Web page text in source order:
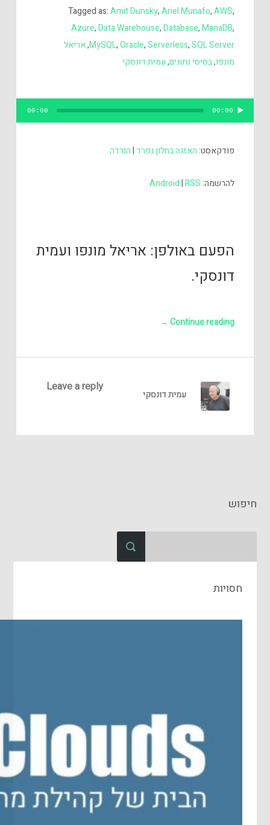
Tagged as:Amit Dunsky,Ariel Munafo,AWS,
Azure,Data Warehouse,Database,MariaDB,
MySQL,Oracle,Serverless,SQL Server
,אריאל
מונפו,בסיסי נתונים,עמית דונסקי
00:00
00:00
פודקאסט: האזנה בחלון נפרד |הורדה
להרשמה: Android|RSS
הפעם באולפן: אריאל מונפו ועמית
דונסקי.
Continue reading
→
Leave a reply
עמית דונסקי
חיפוש
חסויות